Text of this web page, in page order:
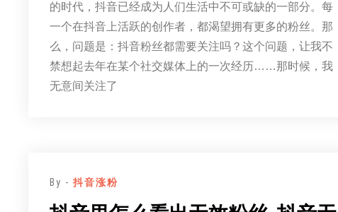
的时代，抖音已经成为人们生活中不可或缺的一部分。每
一个在抖音上活跃的创作者，都渴望拥有更多的粉丝。那
么，问题是：抖音粉丝都需要关注吗？这个问题，让我不
禁想起去年在某个社交媒体上的一次经历……那时候，我
无意间关注了
By -抖音涨粉